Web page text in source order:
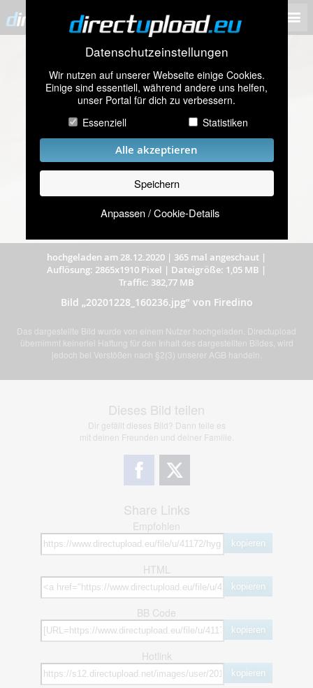
Datenschutzeinstellungen
Wir nutzen auf unserer Webseite einige Cookies.
Einige sind essentiell, während andere uns helfen,
unser Portal für dich zu verbessern.
Essenziell
Statistiken
Alle akzeptieren
Speichern
Anpassen / Cookie-Details
hochgeladen am 28.12.2020 | 365 mal angeschaut |
Auflösung: 2865x1910 Pixel | Dateigröße: 1,05 MB |
Traffic: 382,77 MB
Bild „20201228_160236.jpg” von Firedino
Das dargestellte Bild wurde von einem Nutzer hochgeladen. Directupload
übernimmt keinerlei Haftung für den Inhalt des dargestellten Bildes, wird
jedoch bei Verstößen nach §2(3) unserer AGB handeln.
Dieses Bild teilen
Dir gefällt dieses Bild? Dann teile es
mit deinen Freunden und deiner Familie.
Share Links
Empfohlen
kopieren
HTML
kopieren
BB Code
kopieren
Hotlink
kopieren